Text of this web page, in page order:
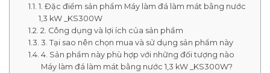
1. Đặc điểm sản phẩm Máy làm đá làm mát bằng nước
1,3 kW _KS300W
2. Công dụng và lợi ích của sản phẩm
3. Tại sao nên chọn mua và sử dụng sản phẩm này
4. Sản phẩm này phù hợp với những đối tượng nào
Máy làm đá làm mát bằng nước 1,3 kW _KS300W?